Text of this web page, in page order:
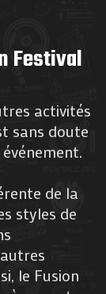
Festival
activités
sans doute
de la
styles de
le Fusion